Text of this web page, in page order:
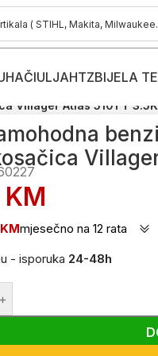
ULJAHTZBIJELA
parkovske kosilice-
Villager Atlas 5101 T
KM
mjesečno na 12 rata
- isporuka 24-48h
+